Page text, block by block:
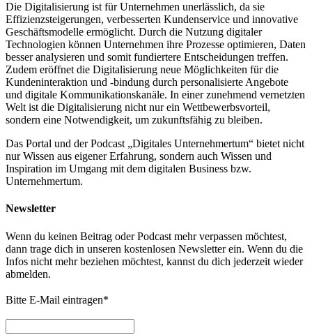
Die Digitalisierung ist für Unternehmen unerlässlich, da sie
Effizienzsteigerungen, verbesserten Kundenservice und innovative
Geschäftsmodelle ermöglicht. Durch die Nutzung digitaler
Technologien können Unternehmen ihre Prozesse optimieren, Daten
besser analysieren und somit fundiertere Entscheidungen treffen.
Zudem eröffnet die Digitalisierung neue Möglichkeiten für die
Kundeninteraktion und -bindung durch personalisierte Angebote
und digitale Kommunikationskanäle. In einer zunehmend vernetzten
Welt ist die Digitalisierung nicht nur ein Wettbewerbsvorteil,
sondern eine Notwendigkeit, um zukunftsfähig zu bleiben.
Das Portal und der Podcast „Digitales Unternehmertum“ bietet nicht
nur Wissen aus eigener Erfahrung, sondern auch Wissen und
Inspiration im Umgang mit dem digitalen Business bzw.
Unternehmertum.
Newsletter
Wenn du keinen Beitrag oder Podcast mehr verpassen möchtest,
dann trage dich in unseren kostenlosen Newsletter ein. Wenn du die
Infos nicht mehr beziehen möchtest, kannst du dich jederzeit wieder
abmelden.
Bitte E-Mail eintragen*